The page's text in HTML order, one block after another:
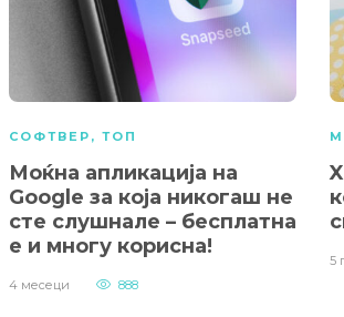
СОФТВЕР , ТОП
Моќна апликација на
Google за која никогаш не
сте слушнале – бесплатна
е и многу корисна!
4 месеци 888
5